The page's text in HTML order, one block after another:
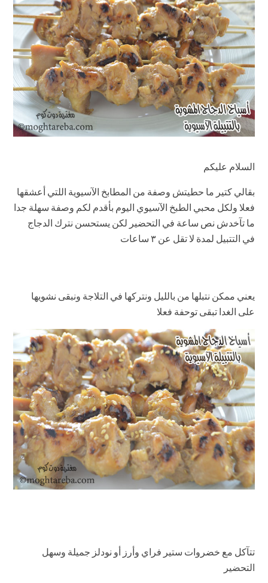
السلام عليكم
بقالي كتير ما حطيتش وصفة من المطابخ الآسيوية اللتي أعشقها
فعلا ولكل محبي الطبخ الآسيوي اليوم بأقدم لكم وصفة سهلة جدا
ما تآخدش نص ساعة في التحضير لكن يستحسن نترك الدجاج
في التتبيل لمدة لا تقل عن ٣ ساعات
يعني ممكن نتبلها من بالليل ونتركها في التلاجة ونبقى نشويها
على الغدا تبقى توحفة فعلا
تتآكل مع خضروات ستير فراي وأرز أو نودلز جميلة وسهل
التحضير